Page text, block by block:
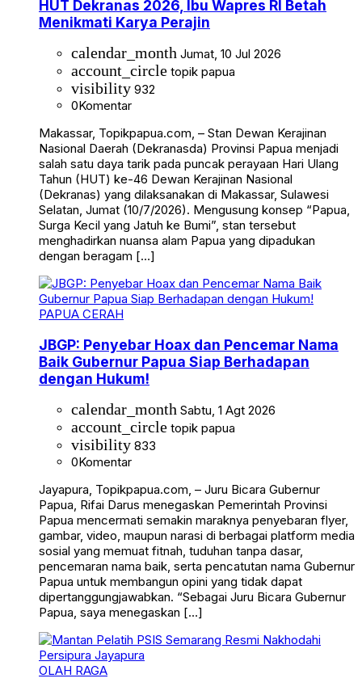
HUT Dekranas 2026, Ibu Wapres RI Betah
Menikmati Karya Perajin
calendar_month Jumat, 10 Jul 2026
account_circle topik papua
visibility 932
0Komentar
Makassar, Topikpapua.com, – Stan Dewan Kerajinan
Nasional Daerah (Dekranasda) Provinsi Papua menjadi
salah satu daya tarik pada puncak perayaan Hari Ulang
Tahun (HUT) ke-46 Dewan Kerajinan Nasional
(Dekranas) yang dilaksanakan di Makassar, Sulawesi
Selatan, Jumat (10/7/2026). Mengusung konsep “Papua,
Surga Kecil yang Jatuh ke Bumi”, stan tersebut
menghadirkan nuansa alam Papua yang dipadukan
dengan beragam […]
PAPUA CERAH
JBGP: Penyebar Hoax dan Pencemar Nama
Baik Gubernur Papua Siap Berhadapan
dengan Hukum!
calendar_month Sabtu, 1 Agt 2026
account_circle topik papua
visibility 833
0Komentar
Jayapura, Topikpapua.com, – Juru Bicara Gubernur
Papua, Rifai Darus menegaskan Pemerintah Provinsi
Papua mencermati semakin maraknya penyebaran flyer,
gambar, video, maupun narasi di berbagai platform media
sosial yang memuat fitnah, tuduhan tanpa dasar,
pencemaran nama baik, serta pencatutan nama Gubernur
Papua untuk membangun opini yang tidak dapat
dipertanggungjawabkan. “Sebagai Juru Bicara Gubernur
Papua, saya menegaskan […]
OLAH RAGA